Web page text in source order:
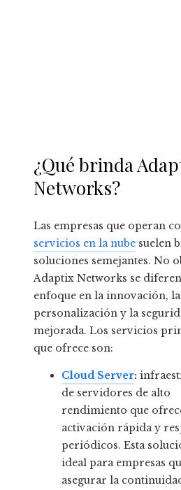
¿Qué brinda
Networks?
Las empresas que operan
servicios en la nube suelen
soluciones semejantes. No
Adaptix Networks se
enfoque en la innovación, la
personalización y la
mejorada. Los servicios
que ofrece son:
Cloud Server:
de servidores de alto
rendimiento que
activación rápida y
periódicos. Esta
ideal para empresas
asegurar la